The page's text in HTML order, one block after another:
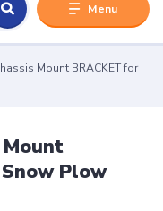
Menu
Mount BRACKET for
Mount
Plow